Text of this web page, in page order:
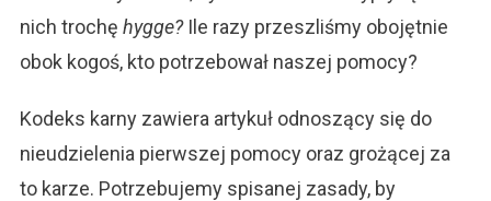
nich trochę hygge?Ile razy przeszliśmy obojętnie
obok kogoś, kto potrzebował naszej pomocy?
Kodeks karny zawiera artykuł odnoszący się do
nieudzielenia pierwszej pomocy oraz grożącej za
to karze. Potrzebujemy spisanej zasady, by